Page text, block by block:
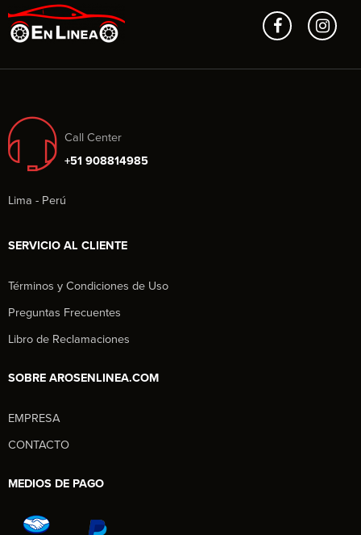
Call Center
+51 908814985
Lima - Perú
SERVICIO AL CLIENTE
Términos y Condiciones de Uso
Preguntas Frecuentes
Libro de Reclamaciones
SOBRE AROSENLINEA.COM
EMPRESA
CONTACTO
MEDIOS DE PAGO